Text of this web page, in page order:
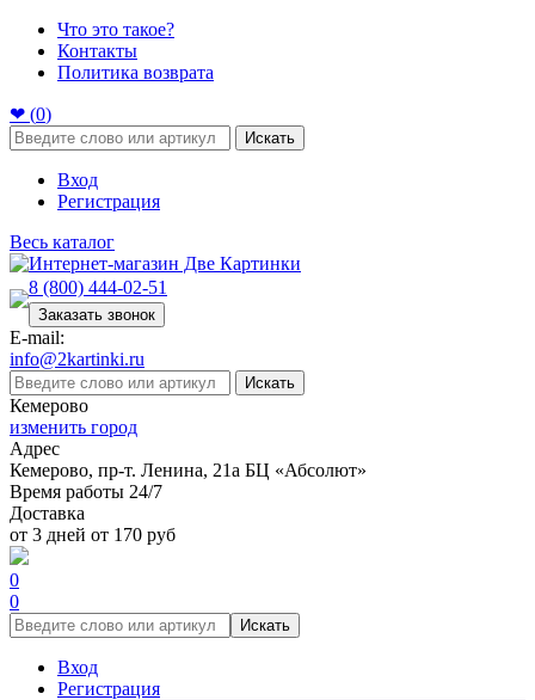
Что это такое?
Контакты
Политика возврата
❤ (0)
Искать
Вход
Регистрация
Весь каталог
8 (800) 444-02-51
Заказать звонок
E-mail:
info@2kartinki.ru
Искать
Кемерово
изменить город
Адрес
Кемерово, пр-т. Ленина, 21а БЦ «Абсолют»
Время работы 24/7
Доставка
от 3 дней от 170 руб
0
0
Искать
Вход
Регистрация